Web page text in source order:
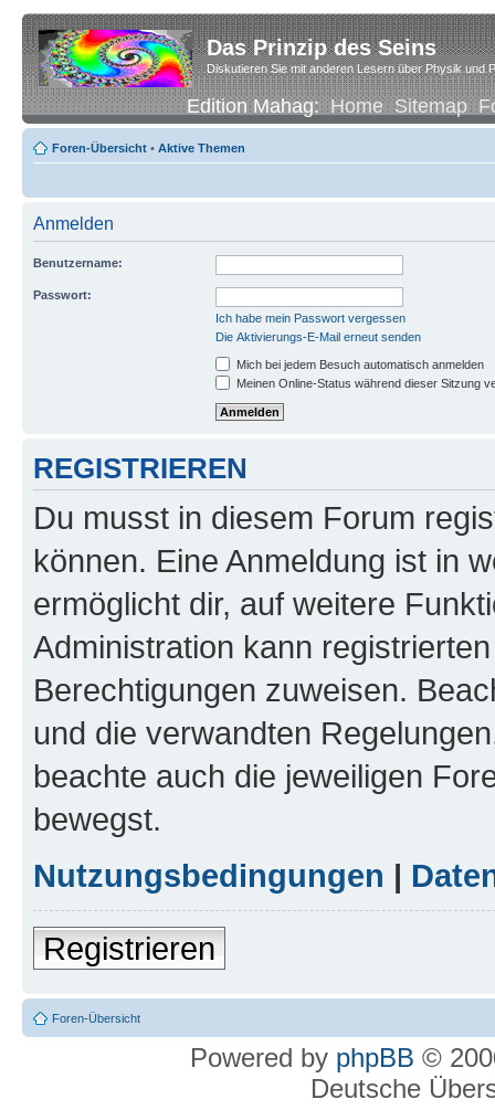
Das Prinzip des Seins
Diskutieren Sie mit anderen Lesern über Physik und
Edition Mahag:Home Sitemap
Foren-Übersicht • Aktive Themen
Anmelden
Benutzername:
Passwort:
Ich habe mein Passwort vergessen
Die Aktivierungs-E-Mail erneut senden
Mich bei jedem Besuch automatisch anmelden
Meinen Online-Status während dieser Sitzung
REGISTRIEREN
Du musst in diesem Forum
können. Eine Anmeldung ist in
ermöglicht dir, auf weitere
Administration kann
Berechtigungen zuweisen.
und die verwandten
beachte auch die jeweiligen
bewegst.
Nutzungsbedingungen |
Registrieren
Foren-Übersicht
Powered by phpBB ©
Deutsche